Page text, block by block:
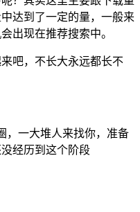
达到了一定的量，一般来
出现在推荐搜索中。
吧，不长大永远都长不
，一大堆人来找你，准备
经历到这个阶段